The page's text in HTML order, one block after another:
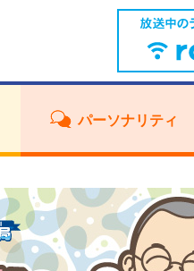
パーソナリティ